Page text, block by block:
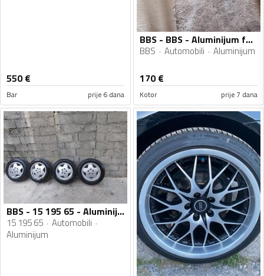
550€
Bar prije 6 dana
BBS - BBS - Aluminijum felne
BBS Automobili Aluminijum
170€
Kotor prije 7 dana
BBS - 15 195 65 - Aluminijum felne
15 195 65
Automobili
Aluminijum